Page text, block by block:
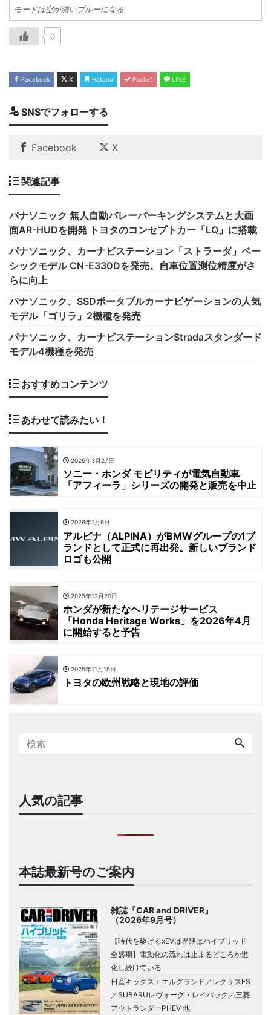
モードは空が濃いブルーになる
0
Facebook X Hatena Pocket LINE
SNSでフォローする
Facebook X
関連記事
パナソニック 無人自動バレーパーキングシステムと大画
面AR-HUDを開発 トヨタのコンセプトカー「LQ」に搭載
パナソニック、カーナビステーション「ストラーダ」ベー
シックモデル CN-E330Dを発売。自車位置測位精度がさ
らに向上
パナソニック、SSDポータブルカーナビゲーションの人気
モデル「ゴリラ」2機種を発売
パナソニック、カーナビステーションStradaスタンダード
モデル4機種を発売
おすすめコンテンツ
あわせて読みたい！
2026年3月27日
ソニー・ホンダ モビリティが電気自動車
「アフィーラ」シリーズの開発と販売を中止
2026年1月6日
アルピナ（ALPINA）がBMWグループの1ブ
ランドとして正式に再出発。新しいブランド
ロゴも公開
2025年12月20日
ホンダが新たなヘリテージサービス
「Honda Heritage Works」を2026年4月
に開始すると予告
2025年11月15日
トヨタの欧州戦略と現地の評価
人気の記事
本誌最新号のご案内
雑誌『CAR and DRIVER』
（2026年9月号）
【時代を駆けるxEVは界隈はハイブリッド
全盛期】電動化の流れは止まるどころか進
化し続けている
日産キックス＋エルグランド／レクサスES
／SUBARUレヴォーグ・レイバック／三菱
アウトランダーPHEV 他